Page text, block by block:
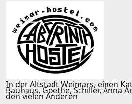
In der Altstadt Weimars, einen
Bauhaus, Goethe, Schiller, Anna
den vielen Anderen